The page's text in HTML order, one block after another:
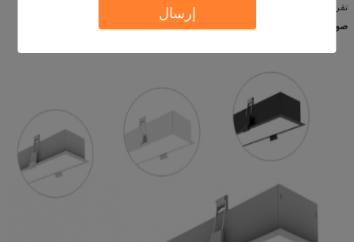
إرسال
تقرير حالة الطلب من كل الخطوات.
صورة :